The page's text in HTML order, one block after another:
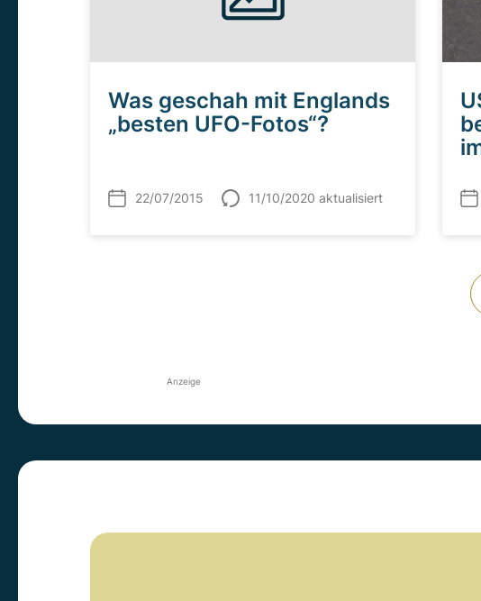
Was geschah mit Englands
„besten UFO-Fotos“?
22/07/2015 11/10/2020 aktualisiert
Anzeige